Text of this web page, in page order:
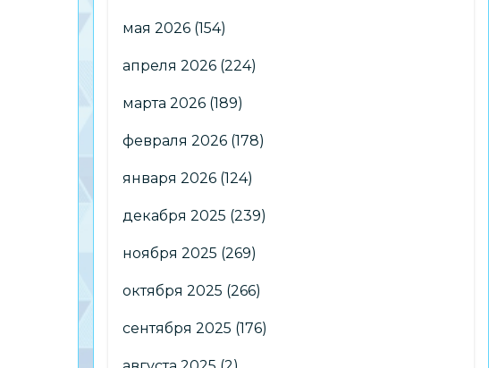
мая 2026 (154)
апреля 2026 (224)
марта 2026 (189)
февраля 2026 (178)
января 2026 (124)
декабря 2025 (239)
ноября 2025 (269)
октября 2025 (266)
сентября 2025 (176)